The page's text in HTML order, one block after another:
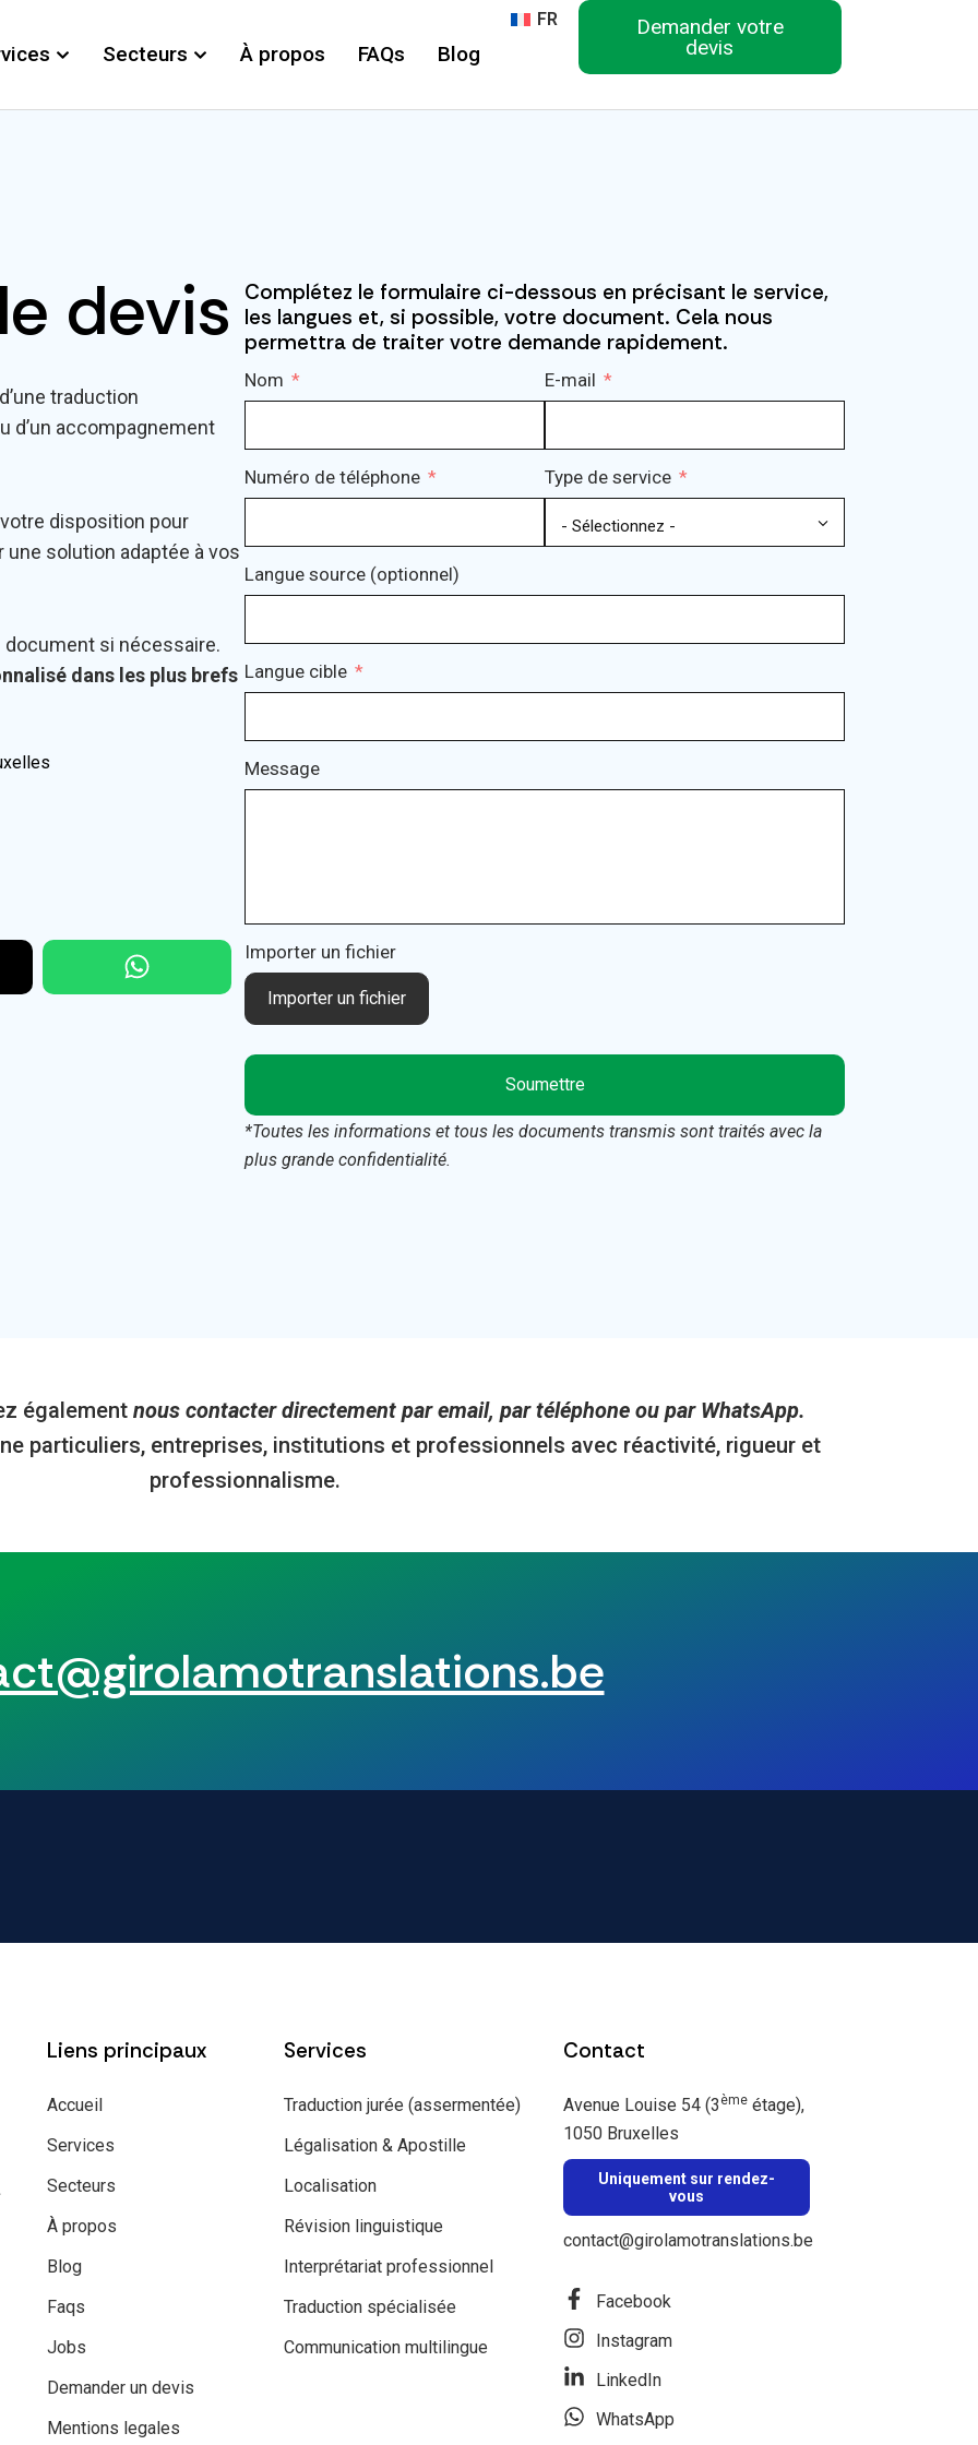
Secteurs À propos FAQs Blog
FR
Demander votre
devis
devis
traduction
d’un accompagnement
disposition pour
solution adaptée à vos
si nécessaire.
dans les plus brefs
Complétez le formulaire ci-dessous en précisant le service,
les langues et, si possible, votre document. Cela nous
permettra de traiter votre demande rapidement.
Nom E-mail
Numéro de téléphone Type de service
Langue source (optionnel)
Langue cible
Message
Importer un fichier
Importer un fichier
Soumettre
*Toutes les informations et tous les documents transmis sont traités avec la
plus grande confidentialité.
également nous contacter directement par email, par téléphone ou par WhatsApp.
particuliers, entreprises, institutions et professionnels avec réactivité, rigueur et
professionnalisme.
Liens principaux
Accueil
Services
Secteurs
À propos
Blog
Faqs
Jobs
Demander un devis
Mentions legales
Services
Traduction jurée (assermentée)
Légalisation & Apostille
Localisation
Révision linguistique
Interprétariat professionnel
Traduction spécialisée
Communication multilingue
Contact
Avenue Louise 54 (3 ème étage),
1050 Bruxelles
Uniquement sur rendez-
vous
contact@girolamotranslations.be
Facebook
Instagram
LinkedIn
WhatsApp